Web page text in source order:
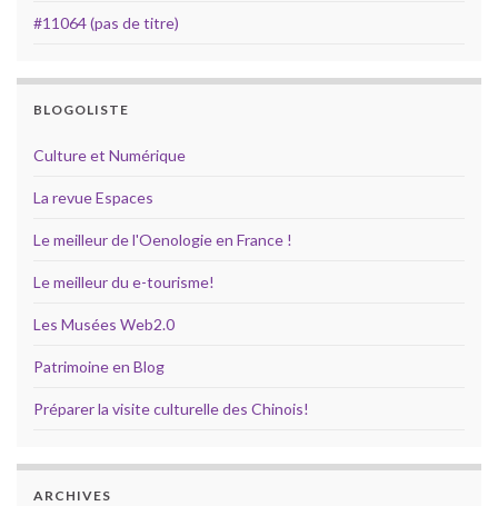
#11064 (pas de titre)
BLOGOLISTE
Culture et Numérique
La revue Espaces
Le meilleur de l'Oenologie en France !
Le meilleur du e-tourisme!
Les Musées Web2.0
Patrimoine en Blog
Préparer la visite culturelle des Chinois!
ARCHIVES